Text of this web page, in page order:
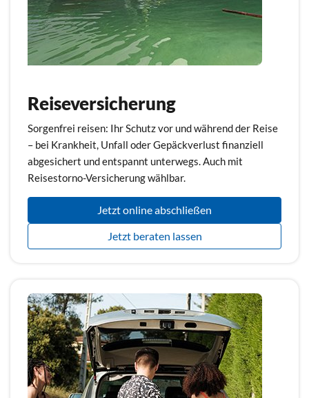
Reiseversicherung
Sorgenfrei reisen: Ihr Schutz vor und während der Reise
– bei Krankheit, Unfall oder Gepäckverlust finanziell
abgesichert und entspannt unterwegs. Auch mit
Reisestorno-Versicherung wählbar.
Jetzt online abschließen
Jetzt beraten lassen